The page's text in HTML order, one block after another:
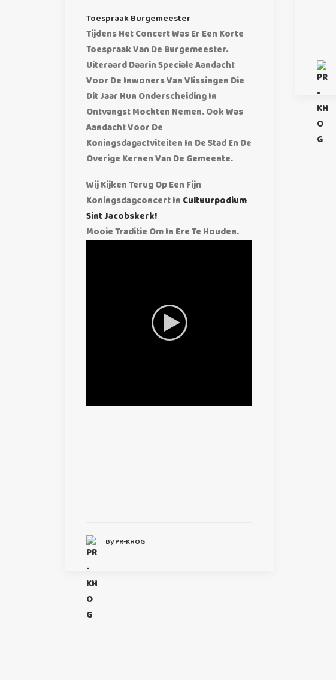
Toespraak Burgemeester
Tijdens Het Concert Was Er Een Korte
Toespraak Van De Burgemeester.
Uiteraard Daarin Speciale Aandacht
Voor De Inwoners Van Vlissingen Die
Dit Jaar Hun Onderscheiding In
Ontvangst Mochten Nemen. Ook Was
Aandacht Voor De
Koningsdagactviteiten In De Stad En De
Overige Kernen Van De Gemeente.
Wij Kijken Terug Op Een Fijn
Koningsdagconcert In Cultuurpodium
Sint Jacobskerk!
Mooie Traditie Om In Ere Te Houden.
By PR-KHOG